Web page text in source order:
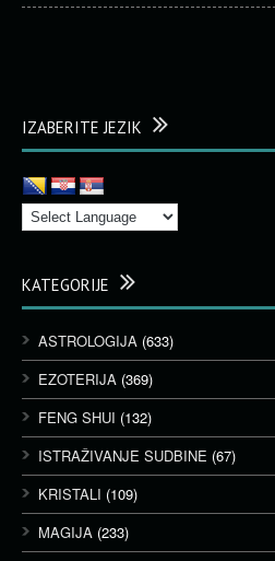
IZABERITE JEZIK
KATEGORIJE
ASTROLOGIJA (633)
EZOTERIJA (369)
FENG SHUI (132)
ISTRAŽIVANJE SUDBINE (67)
KRISTALI (109)
MAGIJA (233)